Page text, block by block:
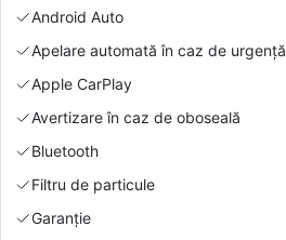
Android Auto
Apelare automată în caz de urgență
Apple CarPlay
Avertizare în caz de oboseală
Bluetooth
Filtru de particule
Garanție